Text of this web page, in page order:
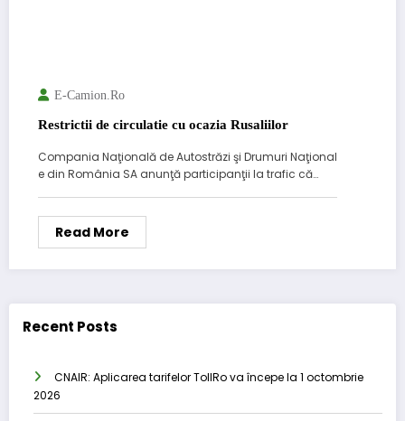
E-Camion.ro
Restrictii de circulatie cu ocazia Rusaliilor
Compania Naţională de Autostrăzi şi Drumuri Naţional
e din România SA anunţă participanţii la trafic că…
Read More
Recent Posts
CNAIR: Aplicarea tarifelor TollRo va începe la 1 octombrie
2026